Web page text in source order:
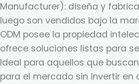
Manufacturer): diseña y
luego son vendidos bajo la
ODM posee la propiedad
ofrece soluciones listas para
Ideal para aquellos que
para el mercado sin invertir en